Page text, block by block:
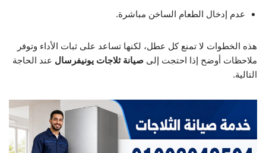
عدم إدخال الطعام الساخن مباشرة.
هذه الخطوات لا تمنع كل عطل، لكنها تساعد على ثبات الأداء وتوفر
ملاحظات أوضح إذا احتجت إلى صيانة ثلاجات يونيفرسال عند الحاجة
التالية.